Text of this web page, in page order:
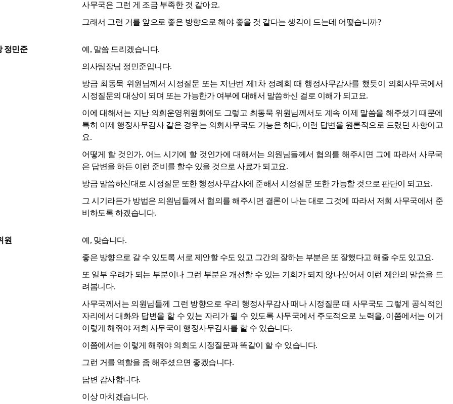
사무국은 그런 게 조금 부족한 것 같아요.
그래서 그런 거를 앞으로 좋은 방향으로 해야 좋을 것 같다는 생각이 드는데 어떻습니까?
정민준
예, 말씀 드리겠습니다.
의사팀장님 정민준입니다.
방금 최동묵 위원님께서 시정질문 또는 지난번 제1차 정례회 때 행정사무감사를 했듯이 의회사무국에서
시정질문의 대상이 되며 또는 가능한가 여부에 대해서 말씀하신 걸로 이해가 되고요.
이에 대해서는 지난 의회운영위원회에도 그렇고 최동묵 위원님께서도 계속 이제 말씀을 해주셨기 때문에
특히 이제 행정사무감사 같은 경우는 의회사무국도 가능은 하다, 이런 답변을 원론적으로 드렸던 사항이고
요.
어떻게 할 것인가, 어느 시기에 할 것인가에 대해서는 의원님들께서 협의를 해주시면 그에 따라서 사무국
은 답변을 하든 이런 준비를 할수 있을 것으로 사료가 되고요.
방금 말씀하신대로 시정질문 또한 행정사무감사에 준해서 시정질문 또한 가능할 것으로 판단이 되고요.
그 시기라든가 방법은 의원님들께서 협의를 해주시면 결론이 나는 대로 그것에 따라서 저희 사무국에서 준
비하도록 하겠습니다.
원
예, 맞습니다.
좋은 방향으로 갈 수 있도록 서로 제안할 수도 있고 그간의 잘하는 부분은 또 잘했다고 해줄 수도 있고요.
또 일부 우려가 되는 부분이나 그런 부분은 개선할 수 있는 기회가 되지 않나싶어서 이런 제안의 말씀을 드
려봅니다.
사무국께서는 의원님들께 그런 방향으로 우리 행정사무감사 때나 시정질문 때 사무국도 그렇게 공식적인
자리에서 대화와 답변을 할 수 있는 자리가 될 수 있도록 사무국에서 주도적으로 노력을, 이쯤에서는 이거
이렇게 해줘야 저희 사무국이 행정사무감사를 할 수 있습니다.
이쯤에서는 이렇게 해줘야 의회도 시정질문과 똑같이 할 수 있습니다.
그런 거를 역할을 좀 해주셨으면 좋겠습니다.
답변 감사합니다.
이상 마치겠습니다.